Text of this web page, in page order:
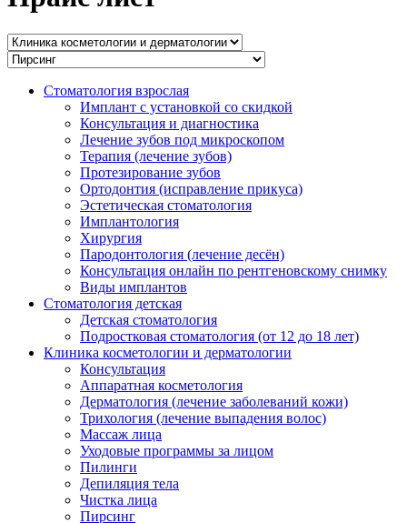
Стоматология взрослая
Имплант с установкой со скидкой
Консультация и диагностика
Лечение зубов под микроскопом
Терапия (лечение зубов)
Протезирование зубов
Ортодонтия (исправление прикуса)
Эстетическая стоматология
Имплантология
Хирургия
Пародонтология (лечение десён)
Консультация онлайн по рентгеновскому снимку
Виды имплантов
Стоматология детская
Детская стоматология
Подростковая стоматология (от 12 до 18 лет)
Клиника косметологии и дерматологии
Консультация
Аппаратная косметология
Дерматология (лечение заболеваний кожи)
Трихология (лечение выпадения волос)
Массаж лица
Уходовые программы за лицом
Пилинги
Депиляция тела
Чистка лица
Пирсинг